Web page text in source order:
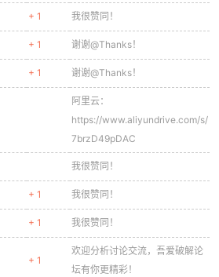
+ 1 我很赞同！
+ 1 谢谢@Thanks！
+ 1 谢谢@Thanks！
阿里云：
https://www.aliyundrive.com/s/
7brzD49pDAC
我很赞同！
+ 1 我很赞同！
+ 1 我很赞同！
+ 1
欢迎分析讨论交流，吾爱破解论
坛有你更精彩！